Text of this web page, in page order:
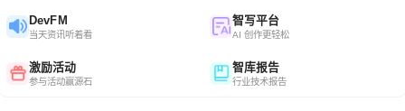
DevFM
当天资讯听着看
智写平台
AI 创作更轻松
激励活动
参与活动赢源石
智库报告
行业技术报告